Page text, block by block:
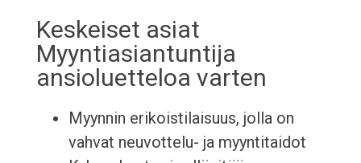
Keskeiset asiat
Myyntiasiantuntija
ansioluetteloa varten
Myynnin erikoistilaisuus, jolla on
vahvat neuvottelu- ja myyntitaidot